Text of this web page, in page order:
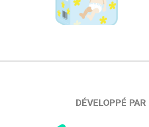
DÉVELOPPÉ PAR